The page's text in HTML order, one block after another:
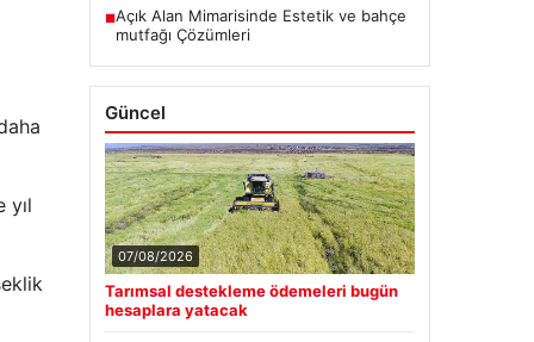
yıl
■Açık Alan Mimarisinde Estetik ve bahçe
mutfağı Çözümleri
Güncel
07/08/2026
Tarımsal destekleme ödemeleri bugün
hesaplara yatacak